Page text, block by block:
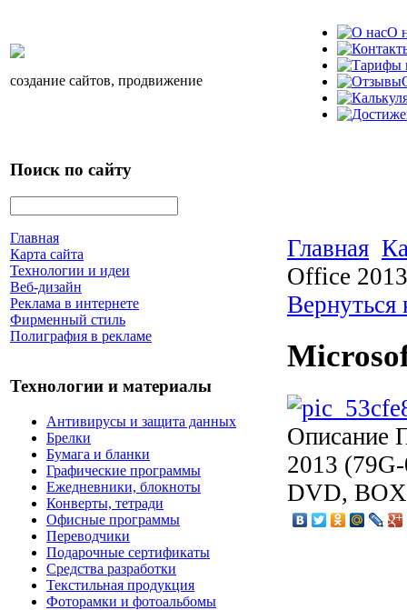
создание сайтов, продвижение
О
Поиск по сайту
Главная
Карта сайта
Технологии и идеи
Веб-дизайн
Реклама в интернете
Фирменный стиль
Полиграфия в рекламе
Технологии и материалы
Антивирусы и защита данных
Брелки
Бумага и бланки
Графические программы
Ежедневники, блокноты
Конверты, тетради
Офисные программы
Переводчики
Подарочные сертификаты
Средства разработки
Текстильная продукция
Фоторамки и фотоальбомы
Главная
Office
Описание
2013
DVD, BOX